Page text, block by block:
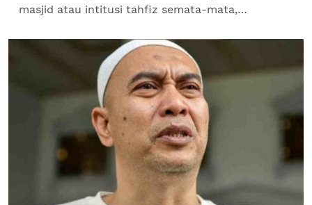
masjid atau intitusi tahfiz semata-mata,
instrumen penting dalam...